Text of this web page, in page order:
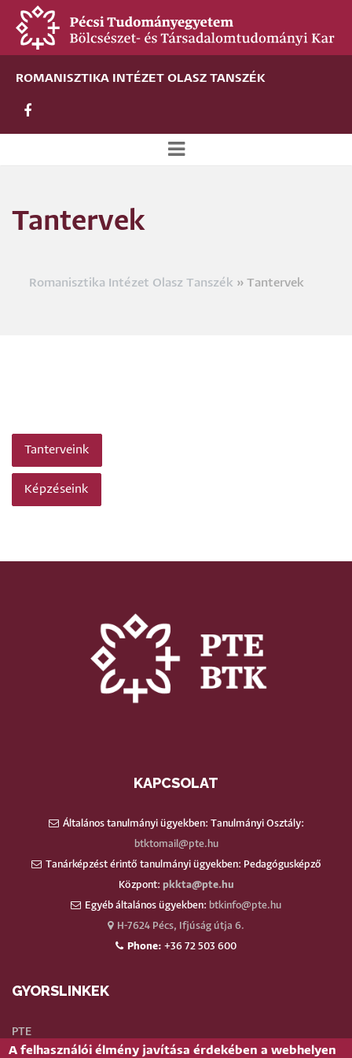
Ugrás
tartalomra
ROMANISZTIKA INTÉZET OLASZ TANSZÉK
Tantervek
Romanisztika Intézet Olasz Tanszék Tantervek
Tanterveink
Képzéseink
KAPCSOLAT
Általános tanulmányi ügyekben: Tanulmányi Osztály:
btktomail@pte.hu
Tanárképzést érintő tanulmányi ügyekben: Pedagógusképző
Központ: pkkta@pte.hu
Egyéb általános ügyekben: btkinfo@pte.hu
H-7624 Pécs, Ifjúság útja 6.
Phone: +36 72 503 600
GYORSLINKEK
PTE
Neptun
A felhasználói élmény javítása érdekében a webhelyen